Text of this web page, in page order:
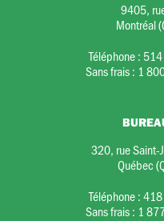
9405,
Montréal
Téléphone :
Sans frais : 1
320, rue Saint-
Québec
Téléphone :
Sans frais : 1